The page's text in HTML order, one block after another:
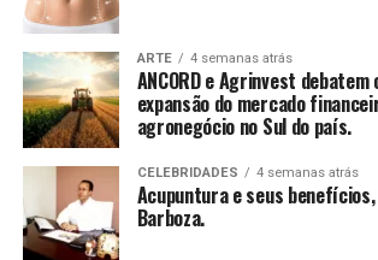
Sobre a ANCORD
Com mais de 50 anos de atuação, a
Nacional das Corretoras e Distribuidoras
Valores Mobiliários, Câmbio e
Indústria de Intermediação. É também
qualidade de suas iniciativas
sua experiência, modernos processos e
pressão da ponta do mandril sobre a
a dor da entrada, mas acupunturistas
muitas vezes optam por inserir a agulha
movimento rápido à mão livre até a
indicada, o que não é possível com o
diferença entre o comprimento do
o quanto se conseguirá inserir da agulha
movimento).
ARTE 4 semanas atrás
ANCORD e Agrinvest
expansão do mercado
agronegócio no Sul do país.
CELEBRIDADES 4 semanas atrás
Acupuntura e seus benefícios,
Barboza.